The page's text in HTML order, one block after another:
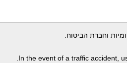
וחברת הביטוח.
In the event of a traffic accident,